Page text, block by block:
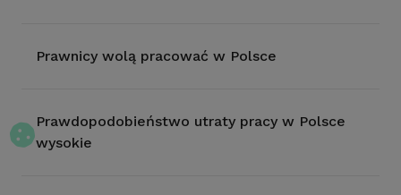
Prawnicy wolą pracować w Polsce
Prawdopodobieństwo utraty pracy w Polsce
wysokie